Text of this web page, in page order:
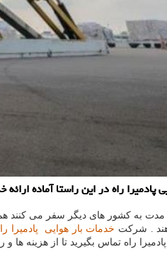
راه در این راستا آماده
به کشور های دیگر سفر می کنند
دهند . شرکت خدمات بار هوایی پادمیرا
راه تماس بگیرید تا از هزینه ها و